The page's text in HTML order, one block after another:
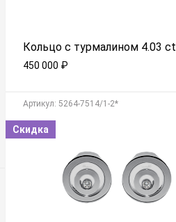
Кольцо с турмалином 4.03 ct
450 000 ₽
Aртикул: 5264-7514/1-2*
Скидка